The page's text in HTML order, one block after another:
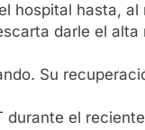
hospital hasta,
darle el alta
Su
el